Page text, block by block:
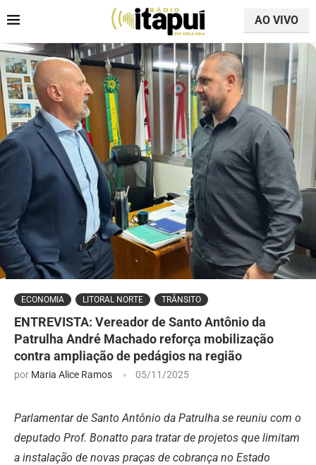
AO VIVO
ECONOMIA LITORAL NORTE TRÂNSITO
ENTREVISTA: Vereador de Santo Antônio da
Patrulha André Machado reforça mobilização
contra ampliação de pedágios na região
por Maria Alice Ramos 05/11/2025
Parlamentar de Santo Antônio da Patrulha se reuniu com o
deputado Prof. Bonatto para tratar de projetos que limitam
a instalação de novas praças de cobrança no Estado